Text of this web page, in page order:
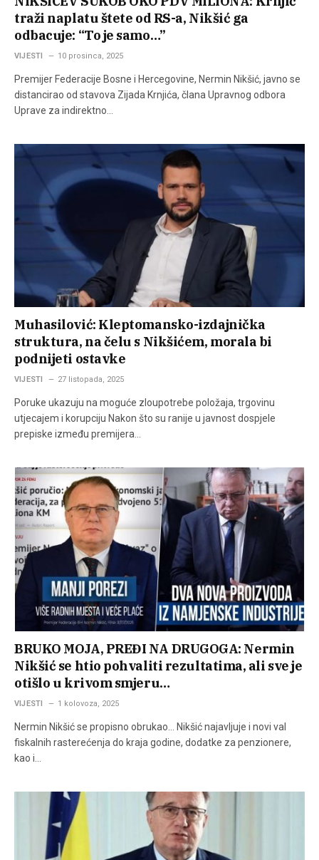
traži naplatu štete od RS-a, Nikšić ga
odbacuje: “To je samo…”
VIJESTI 10 prosinca, 2025
Premijer Federacije Bosne i Hercegovine, Nermin Nikšić, javno se
distancirao od stavova Zijada Krnjića, člana Upravnog odbora
Uprave za indirektno…
Muhasilović: Kleptomansko-izdajnička
struktura, na čelu s Nikšićem, morala bi
podnijeti ostavke
VIJESTI 27 listopada, 2025
Poruke ukazuju na moguće zloupotrebe položaja, trgovinu
utjecajem i korupciju Nakon što su ranije u javnost dospjele
prepiske između premijera…
BRUKO MOJA, PREĐI NA DRUGOGA: Nermin
Nikšić se htio pohvaliti rezultatima, ali sve je
otišlo u krivom smjeru…
VIJESTI 1 kolovoza, 2025
Nermin Nikšić se propisno obrukao… Nikšić najavljuje i novi val
fiskalnih rasterećenja do kraja godine, dodatke za penzionere,
kao i…